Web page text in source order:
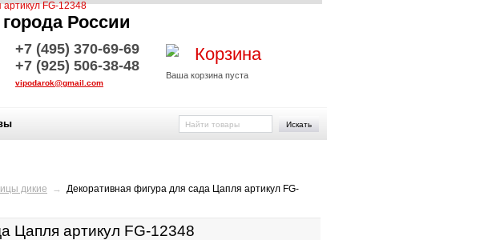
России
+7 (495) 370-69-69
+7 (925) 506-38-48
vipodarok@gmail.com
Корзина
Ваша корзина пуста
Искать
дикие →
Декоративная фигура для сада Цапля артикул FG-
Цапля артикул FG-12348